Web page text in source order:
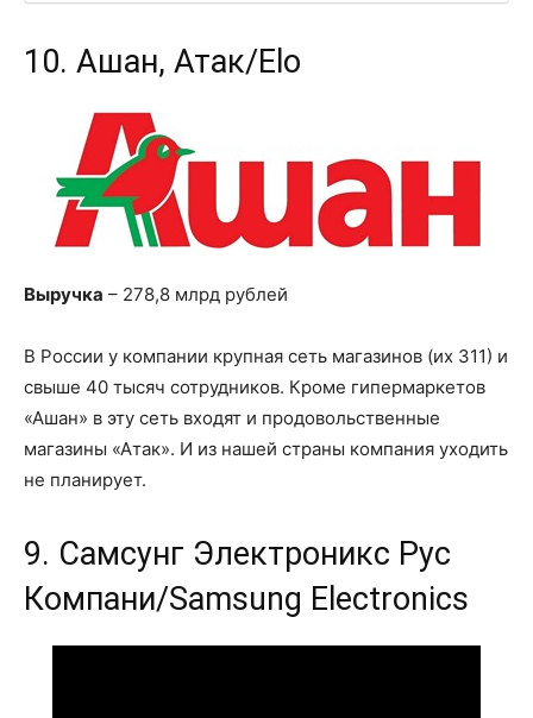
10. Ашан, Атак/Elo
Выручка – 278,8 млрд рублей
В России у компании крупная сеть магазинов (их 311) и
свыше 40 тысяч сотрудников. Кроме гипермаркетов
«Ашан» в эту сеть входят и продовольственные
магазины «Атак». И из нашей страны компания уходить
не планирует.
9. Самсунг Электроникс Рус
Компани/Samsung Electronics